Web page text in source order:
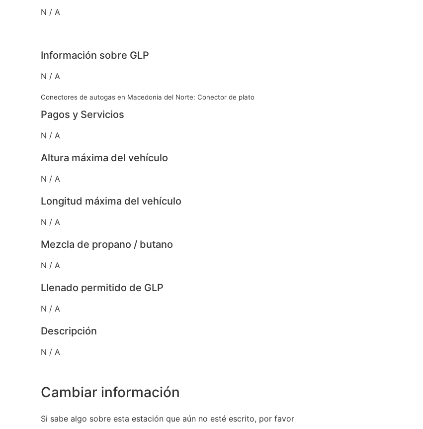
N / A
Información sobre GLP
N / A
Conectores de autogas en Macedonia del Norte: Conector de plato
Pagos y Servicios
N / A
Altura máxima del vehículo
N / A
Longitud máxima del vehículo
N / A
Mezcla de propano / butano
N / A
Llenado permitido de GLP
N / A
Descripción
N / A
Cambiar información
Si sabe algo sobre esta estación que aún no esté escrito, por favor